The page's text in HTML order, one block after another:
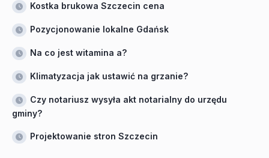
Kostka brukowa Szczecin cena
Pozycjonowanie lokalne Gdańsk
Na co jest witamina a?
Klimatyzacja jak ustawić na grzanie?
Czy notariusz wysyła akt notarialny do urzędu
gminy?
Projektowanie stron Szczecin